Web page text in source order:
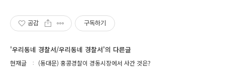
공감 구독하기
'우리동네 경찰서/우리동네 경찰서'의 다른글
현재글 (동대문) 홍콩경찰이 경동시장에서 사간 것은?